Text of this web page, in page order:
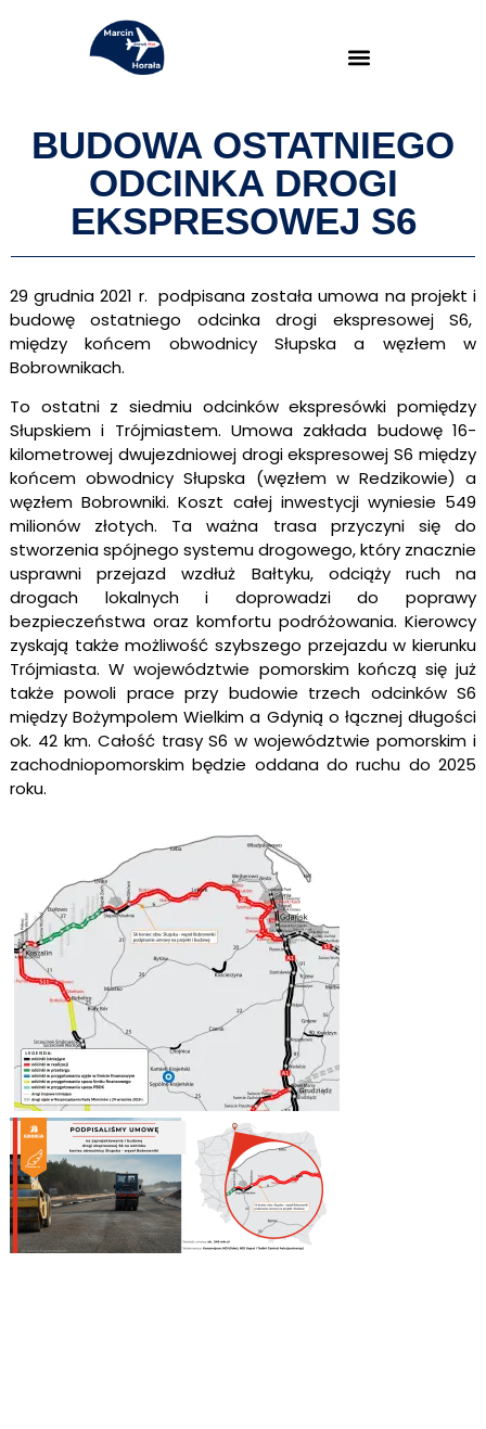
BUDOWA OSTATNIEGO
ODCINKA DROGI
EKSPRESOWEJ S6
29 grudnia 2021 r. podpisana została umowa na projekt i
budowę ostatniego odcinka drogi ekspresowej S6,
między końcem obwodnicy Słupska a węzłem w
Bobrownikach.
To ostatni z siedmiu odcinków ekspresówki pomiędzy
Słupskiem i Trójmiastem. Umowa zakłada budowę 16-
kilometrowej dwujezdniowej drogi ekspresowej S6 między
końcem obwodnicy Słupska (węzłem w Redzikowie) a
węzłem Bobrowniki. Koszt całej inwestycji wyniesie 549
milionów złotych. Ta ważna trasa przyczyni się do
stworzenia spójnego systemu drogowego, który znacznie
usprawni przejazd wzdłuż Bałtyku, odciąży ruch na
drogach lokalnych i doprowadzi do poprawy
bezpieczeństwa oraz komfortu podróżowania. Kierowcy
zyskają także możliwość szybszego przejazdu w kierunku
Trójmiasta. W województwie pomorskim kończą się już
także powoli prace przy budowie trzech odcinków S6
między Bożympolem Wielkim a Gdynią o łącznej długości
ok. 42 km. Całość trasy S6 w województwie pomorskim i
zachodniopomorskim będzie oddana do ruchu do 2025
roku.